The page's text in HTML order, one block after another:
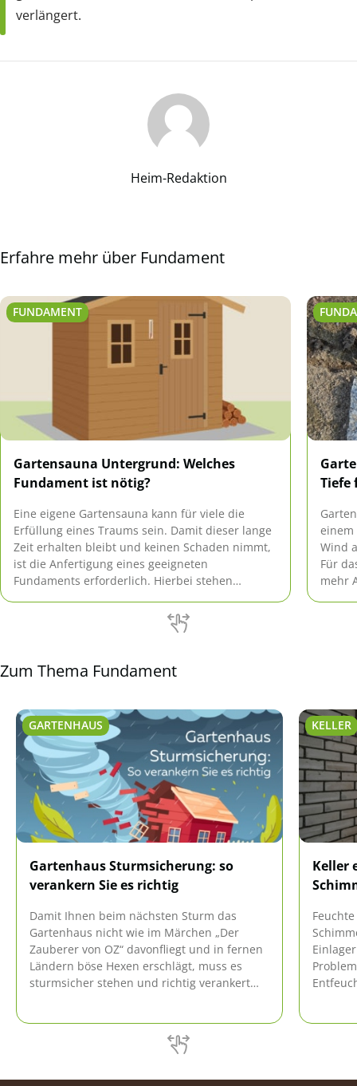
verlängert.
Heim-Redaktion
Erfahre mehr über Fundament
FUNDAMENT
Gartensauna Untergrund: Welches
Fundament ist nötig?
Eine eigene Gartensauna kann für viele die
Erfüllung eines Traums sein. Damit dieser lange
Zeit erhalten bleibt und keinen Schaden nimmt,
ist die Anfertigung eines geeigneten
Fundaments erforderlich. Hierbei stehen
Tiefe
einem
Wind
Für
mehr
Zum Thema Fundament
GARTENHAUS
Gartenhaus Sturmsicherung: so
verankern Sie es richtig
Damit Ihnen beim nächsten Sturm das
Gartenhaus nicht wie im Märchen „Der
Zauberer von OZ“ davonfliegt und in fernen
Ländern böse Hexen erschlägt, muss es
sturmsicher stehen und richtig verankert
KELLER
Keller